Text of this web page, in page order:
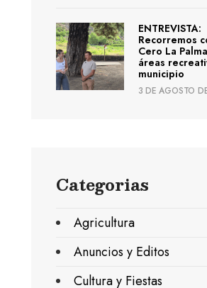
ENTREVISTA:
Recorremos
Cero La
áreas
municipio
3 DE AGOSTO
Categorias
Agricultura
Anuncios y Editos
Cultura y Fiestas